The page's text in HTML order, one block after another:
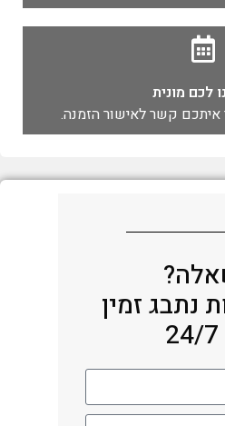
לכם מונית
איתכם קשר לאישור הזמנה.
נתבג זמין